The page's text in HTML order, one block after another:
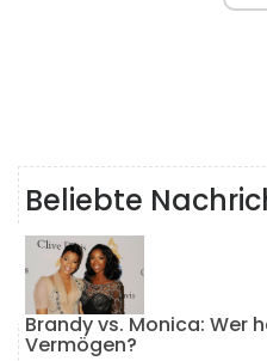
Beliebte
Brandy vs. Monica: Wer
Vermögen?